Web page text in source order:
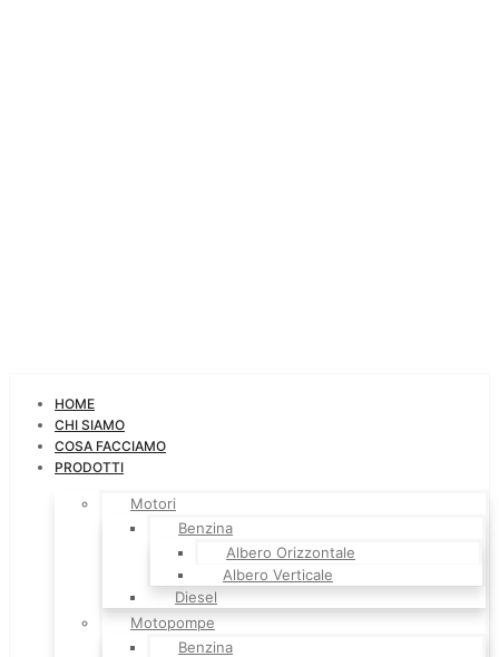
HOME
CHI SIAMO
COSA FACCIAMO
PRODOTTI
Motori
Benzina
Albero Orizzontale
Albero Verticale
Diesel
Motopompe
Benzina